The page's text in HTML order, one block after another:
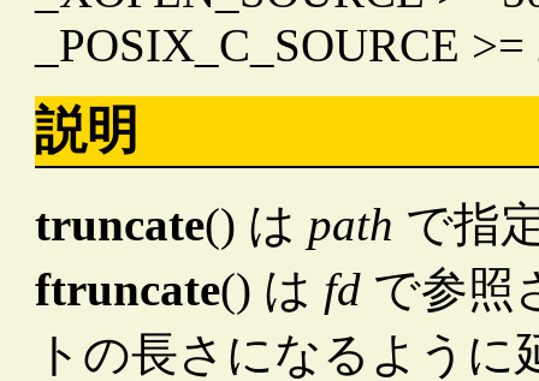
_POSIX_C_SOURCE
説明
truncate() は path で指
ftruncate() は fd で参照
トの長さになるよう